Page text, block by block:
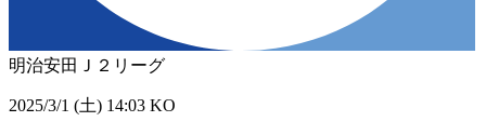
明治安田Ｊ２リーグ
2025/3/1 (土) 14:03 KO